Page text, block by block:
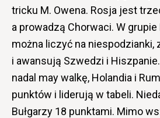
tricku M. Owena. Rosja jest
a prowadzą Chorwaci. W grupie
można liczyć na niespodzianki,
i awansują Szwedzi i
nadal may walkę, Holandia i
punktów i liderują w tabeli.
Bułgarzy 18 punktami. Mimo